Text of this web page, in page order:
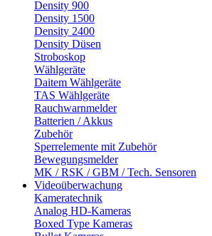
Density 900
Density 1500
Density 2400
Density Düsen
Stroboskop
Wählgeräte
Daitem Wählgeräte
TAS Wählgeräte
Rauchwarnmelder
Batterien / Akkus
Zubehör
Sperrelemente mit Zubehör
Bewegungsmelder
MK / RSK / GBM / Tech. Sensoren
Videoüberwachung
Kameratechnik
Analog HD-Kameras
Boxed Type Kameras